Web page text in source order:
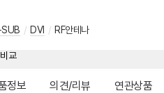
/ DVI / RF안테나
정보 의견/리뷰 연관상품